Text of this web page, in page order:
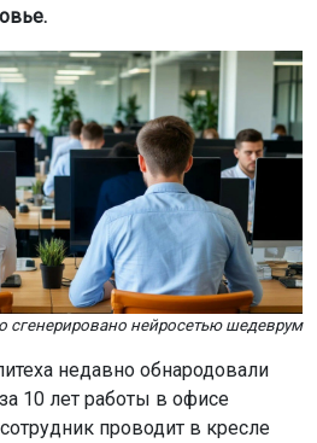
сгенерировано нейросетью шедеврум
недавно обнародовали
10 лет работы в офисе
проводит в кресле